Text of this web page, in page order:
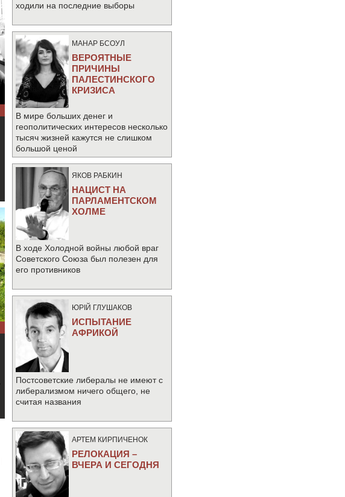
ходили на последние выборы
МАНАР БСОУЛ
ВЕРОЯТНЫЕ
ПРИЧИНЫ
ПАЛЕСТИНСКОГО
КРИЗИСА
В мире больших денег и
геополитических интересов несколько
тысяч жизней кажутся не слишком
большой ценой
ЯКОВ РАБКИН
НАЦИСТ НА
ПАРЛАМЕНТСКОМ
ХОЛМЕ
В ходе Холодной войны любой враг
Советского Союза был полезен для
его противников
ЮРIЙ ГЛУШАКОВ
ИСПЫТАНИЕ
АФРИКОЙ
Постсоветские либералы не имеют с
либерализмом ничего общего, не
считая названия
АРТЕМ КИРПИЧЕНОК
РЕЛОКАЦИЯ –
ВЧЕРА И СЕГОДНЯ